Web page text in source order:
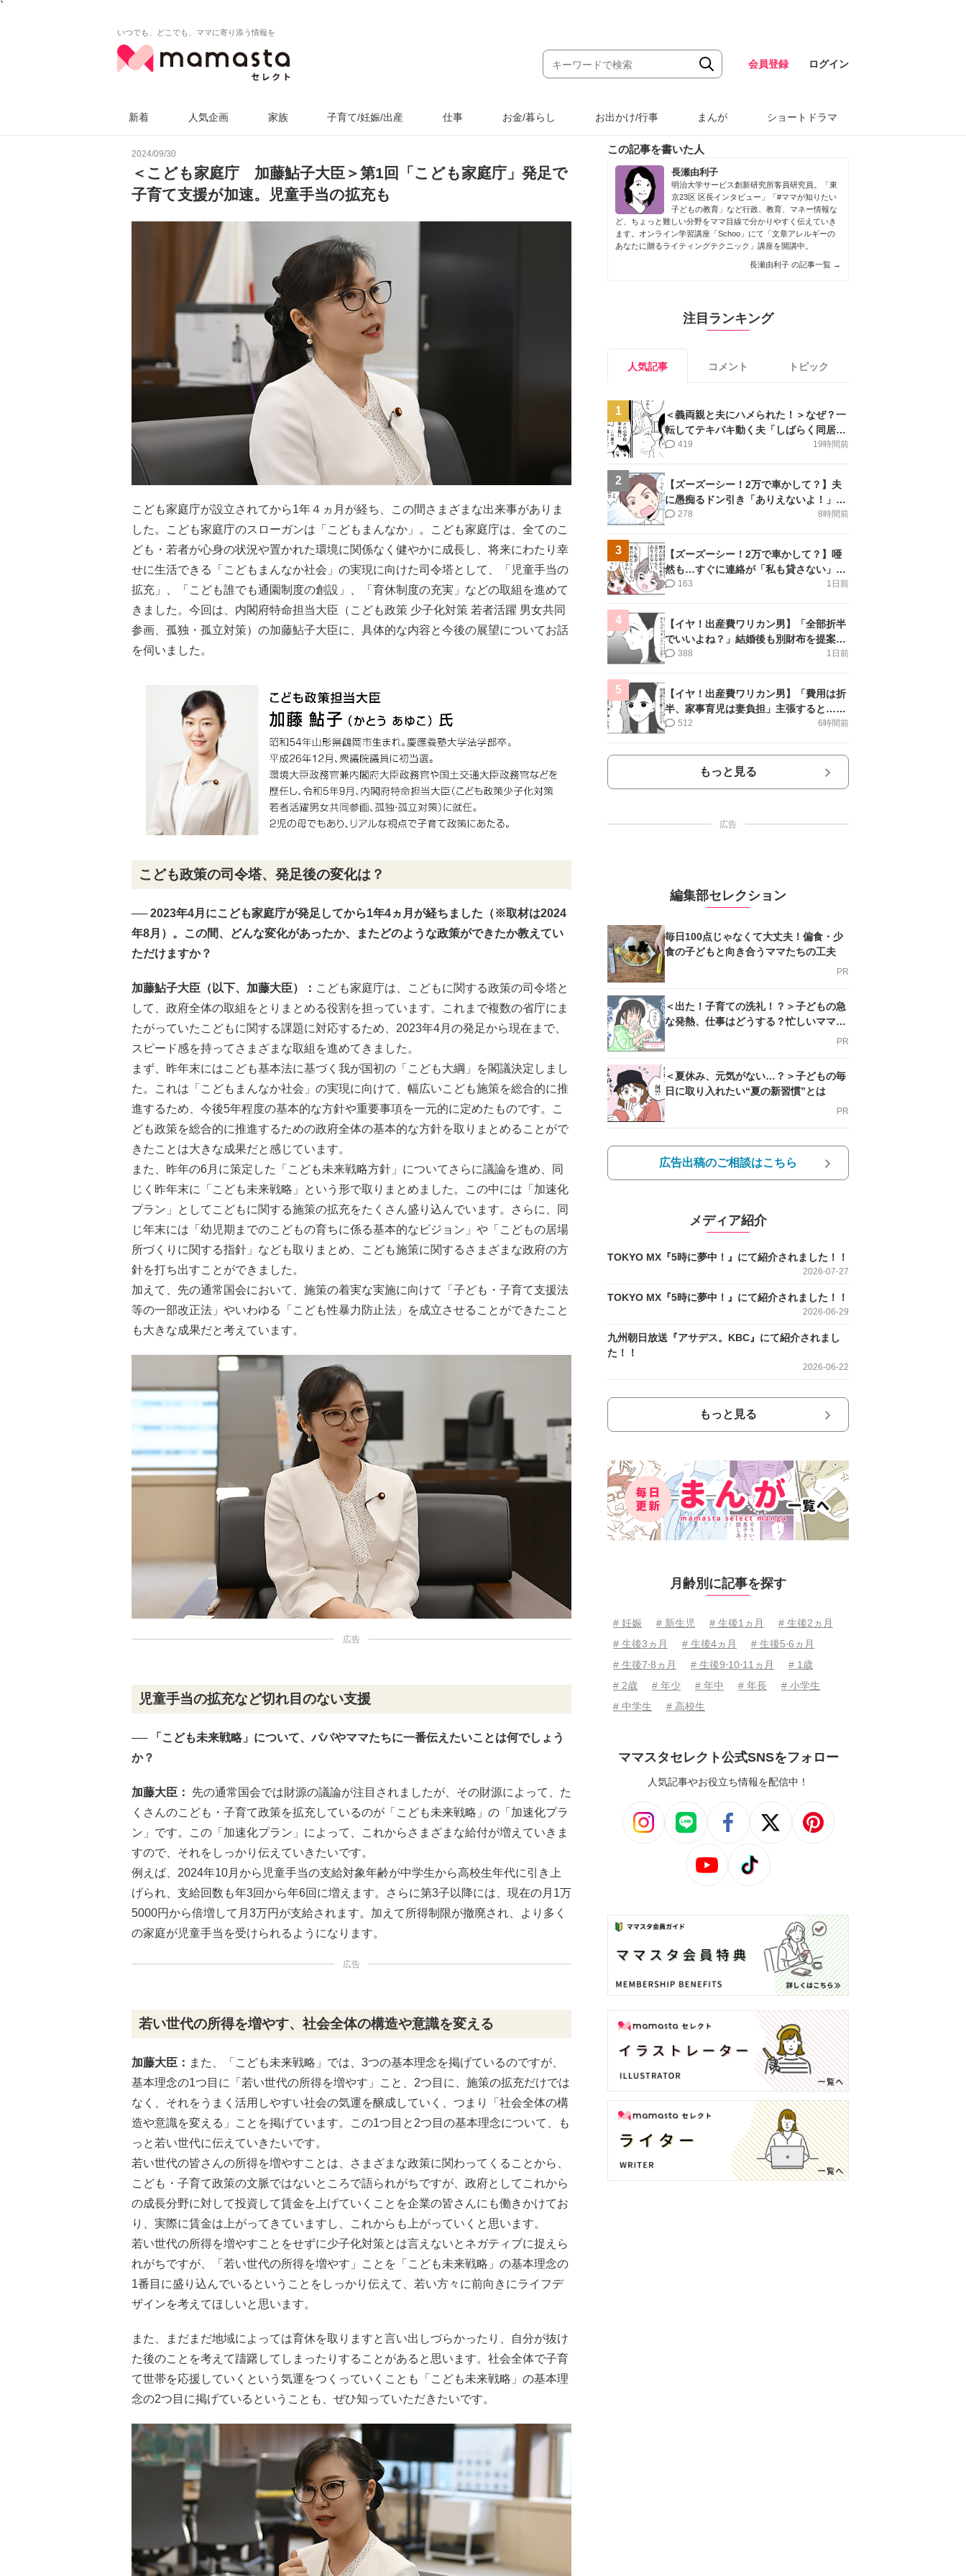
`
いつでも、どこでも、ママに寄り添う情報を
会員登録 ログイン
新着 人気企画 家族 子育て/妊娠/出産 仕事 お金/暮らし お出かけ/行事 まんが ショートドラマ
2024/09/30
＜こども家庭庁 加藤鮎子大臣＞第1回「こども家庭庁」発足で
子育て支援が加速。児童手当の拡充も
こども家庭庁が設立されてから1年４ヵ月が経ち、この間さまざまな出来事がありま
した。こども家庭庁のスローガンは「こどもまんなか」。こども家庭庁は、全てのこ
ども・若者が心身の状況や置かれた環境に関係なく健やかに成長し、将来にわたり幸
せに生活できる「こどもまんなか社会」の実現に向けた司令塔として、「児童手当の
拡充」、「こども誰でも通園制度の創設」、「育休制度の充実」などの取組を進めて
きました。今回は、内閣府特命担当大臣（こども政策 少子化対策 若者活躍 男女共同
参画、孤独・孤立対策）の加藤鮎子大臣に、具体的な内容と今後の展望についてお話
を伺いました。
こども政策の司令塔、発足後の変化は？
── 2023年4月にこども家庭庁が発足してから1年4ヵ月が経ちました（※取材は2024
年8月）。この間、どんな変化があったか、またどのような政策ができたか教えてい
ただけますか？
加藤鮎子大臣（以下、加藤大臣）： こども家庭庁は、こどもに関する政策の司令塔と
して、政府全体の取組をとりまとめる役割を担っています。これまで複数の省庁にま
たがっていたこどもに関する課題に対応するため、2023年4月の発足から現在まで、
スピード感を持ってさまざまな取組を進めてきました。
まず、昨年末にはこども基本法に基づく我が国初の「こども大綱」を閣議決定しまし
た。これは「こどもまんなか社会」の実現に向けて、幅広いこども施策を総合的に推
進するため、今後5年程度の基本的な方針や重要事項を一元的に定めたものです。こ
ども政策を総合的に推進するための政府全体の基本的な方針を取りまとめることがで
きたことは大きな成果だと感じています。
また、昨年の6月に策定した「こども未来戦略方針」についてさらに議論を進め、同
じく昨年末に「こども未来戦略」という形で取りまとめました。この中には「加速化
プラン」としてこどもに関する施策の拡充をたくさん盛り込んでいます。さらに、同
じ年末には「幼児期までのこどもの育ちに係る基本的なビジョン」や「こどもの居場
所づくりに関する指針」なども取りまとめ、こども施策に関するさまざまな政府の方
針を打ち出すことができました。
加えて、先の通常国会において、施策の着実な実施に向けて「子ども・子育て支援法
等の一部改正法」やいわゆる「こども性暴力防止法」を成立させることができたこと
も大きな成果だと考えています。
広告
児童手当の拡充など切れ目のない支援
── 「こども未来戦略」について、パパやママたちに一番伝えたいことは何でしょう
か？
加藤大臣：
先の通常国会では財源の議論が注目されましたが、その財源によって、た
くさんのこども・子育て政策を拡充しているのが「こども未来戦略」の「加速化プラ
ン」です。この「加速化プラン」によって、これからさまざまな給付が増えていきま
すので、それをしっかり伝えていきたいです。
例えば、2024年10月から児童手当の支給対象年齢が中学生から高校生年代に引き上
げられ、支給回数も年3回から年6回に増えます。さらに第3子以降には、現在の月1万
5000円から倍増して月3万円が支給されます。加えて所得制限が撤廃され、より多く
の家庭が児童手当を受けられるようになります。
広告
若い世代の所得を増やす、社会全体の構造や意識を変える
加藤大臣： また、「こども未来戦略」では、3つの基本理念を掲げているのですが、
基本理念の1つ目に「若い世代の所得を増やす」こと、2つ目に、施策の拡充だけでは
なく、それをうまく活用しやすい社会の気運を醸成していく、つまり「社会全体の構
造や意識を変える」ことを掲げています。この1つ目と2つ目の基本理念について、も
っと若い世代に伝えていきたいです。
若い世代の皆さんの所得を増やすことは、さまざまな政策に関わってくることから、
こども・子育て政策の文脈ではないところで語られがちですが、政府としてこれから
の成長分野に対して投資して賃金を上げていくことを企業の皆さんにも働きかけてお
り、実際に賃金は上がってきていますし、これからも上がっていくと思います。
若い世代の所得を増やすことをせずに少子化対策とは言えないとネガティブに捉えら
れがちですが、「若い世代の所得を増やす」ことを「こども未来戦略」の基本理念の
1番目に盛り込んでいるということをしっかり伝えて、若い方々に前向きにライフデ
ザインを考えてほしいと思います。
また、まだまだ地域によっては育休を取りますと言い出しづらかったり、自分が抜け
た後のことを考えて躊躇してしまったりすることがあると思います。社会全体で子育
て世帯を応援していくという気運をつくっていくことも「こども未来戦略」の基本理
念の2つ目に掲げているということも、ぜひ知っていただきたいです。
この記事を書いた人
長瀬由利子
明治大学サービス創新研究所客員研究員。「東
京23区 区長インタビュー」「#ママが知りたい
子どもの教育」など行政、教育、マネー情報な
ど、ちょっと難しい分野をママ目線で分かりやすく伝えていき
ます。オンライン学習講座「Schoo」にて「文章アレルギーの
あなたに贈るライティングテクニック」講座を開講中。
長瀬由利子 の記事一覧 →
注目ランキング
人気記事 コメント トピック
1
＜義両親と夫にハメられた！＞なぜ？一
転してテキパキ動く夫「しばらく同居」
提案され【第4話まんが】
19時間前
419
2
【ズーズーシー！2万で車かして？】夫
に愚痴るドン引き「ありえないよ！」＜
第16話＞#4コマ母道場
8時間前
278
3
【ズーズーシー！2万で車かして？】唖
然も…すぐに連絡が「私も貸さない」＜
第15話＞#4コマ母道場
1日前
163
4
【イヤ！出産費ワリカン男】「全部折半
でいいよね？」結婚後も別財布を提案＜
第10話＞#4コマ母道場
1日前
388
5
【イヤ！出産費ワリカン男】「費用は折
半、家事育児は妻負担」主張すると…＜
第11話＞#4コマ母道場
6時間前
512
もっと見る
広告
編集部セレクション
毎日100点じゃなくて大丈夫！偏食・少
食の子どもと向き合うママたちの工夫
PR
＜出た！子育ての洗礼！？＞子どもの急
な発熱、仕事はどうする？忙しいママを
PR
＜夏休み、元気がない…？＞子どもの毎
日に取り入れたい“夏の新習慣”とは
PR
広告出稿のご相談はこちら
メディア紹介
TOKYO MX『5時に夢中！』にて紹介されました！！
2026-07-27
TOKYO MX『5時に夢中！』にて紹介されました！！
2026-06-29
九州朝日放送『アサデス。KBC』にて紹介されまし
た！！
2026-06-22
もっと見る
月齢別に記事を探す
# 妊娠 # 新生児 # 生後1ヵ月
# 生後2ヵ月
# 生後3ヵ月
# 生後4ヵ月
# 生後5⋅6ヵ月
# 生後7⋅8ヵ月
# 生後9⋅10⋅11ヵ月
# 1歳
# 2歳
# 年少 # 年中 # 年長
# 小学生
# 中学生
# 高校生
ママスタセレクト公式SNSをフォロー
人気記事やお役立ち情報を配信中！